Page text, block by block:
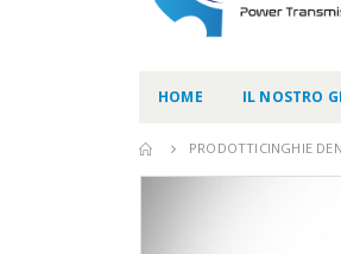
HOME IL NOSTRO
PRODOTTI CINGHIE